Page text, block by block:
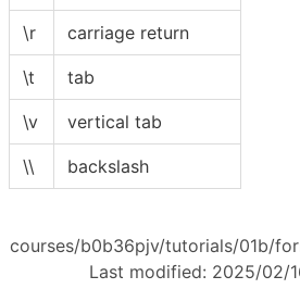
\r carriage return
\t tab
\v vertical tab
\\ backslash
courses/b0b36pjv/tutorials/01b/
Last modified: 2025/02/